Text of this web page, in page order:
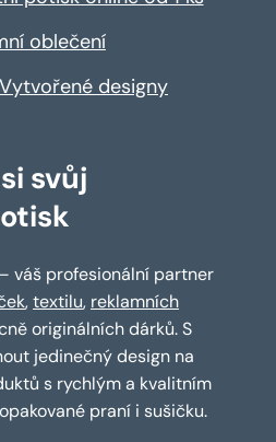
oblečení
designy
svůj
– váš profesionální partner
,textilu, reklamních
originálních dárků. S
jedinečný design na
s rychlým a kvalitním
praní i sušičku.